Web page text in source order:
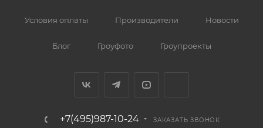
Условия оплаты Производители Новости
Блог Гроуфото Гроупроекты
+7(495)987-10-24 ЗАКАЗАТЬ ЗВОНОК